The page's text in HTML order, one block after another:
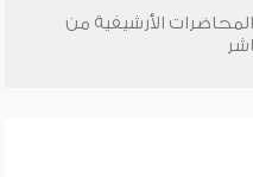
الأرشيفية من